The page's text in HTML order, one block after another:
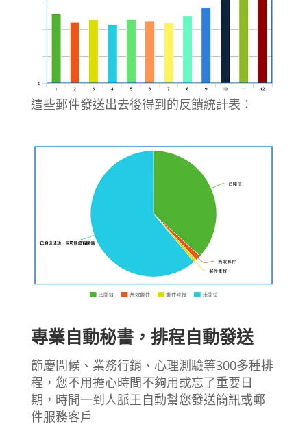
這些郵件發送出去後得到的反饋統計表：
專業自動秘書，排程自動發送
節慶問候、業務行銷、心理測驗等300多種排
程，您不用擔心時間不夠用或忘了重要日
期，時間一到人脈王自動幫您發送簡訊或郵
件服務客戶